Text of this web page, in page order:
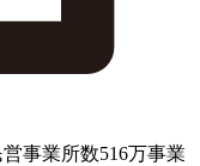
事業所数516万事業